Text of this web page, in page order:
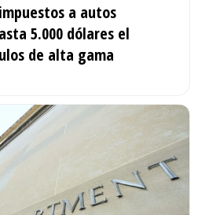
a autos
5.000 dólares el
de alta gama